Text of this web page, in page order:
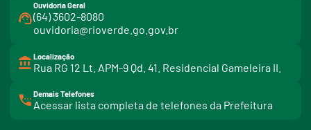
Ouvidoria Geral
(64) 3602-8080
ouvidoria@rioverde.go.gov.br
Localização
Rua RG 12 Lt. APM-9 Qd. 41. Residencial Gameleira II.
Demais Telefones
Acessar lista completa de telefones da Prefeitura
i